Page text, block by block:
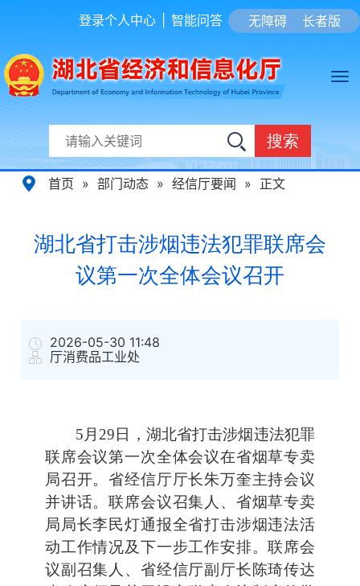
无障碍 长者版
登录个人中心 智能问答
搜索
首页 » 部门动态 » 经信厅要闻 » 正文
湖北省打击涉烟违法犯罪联席会
议第一次全体会议召开
2026-05-30 11:48
厅消费品工业处
5月29日，湖北省打击涉烟违法犯罪
联席会议第一次全体会议在省烟草专卖
局召开。省经信厅厅长朱万奎主持会议
并讲话。联席会议召集人、省烟草专卖
局局长李民灯通报全省打击涉烟违法活
动工作情况及下一步工作安排。联席会
议副召集人、省经信厅副厅长陈琦传达